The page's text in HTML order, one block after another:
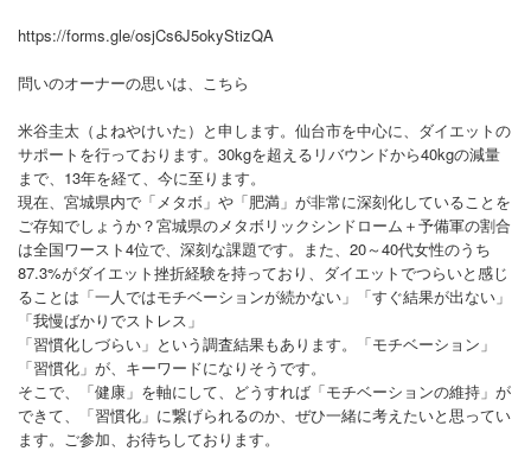
https://forms.gle/osjCs6J5okyStizQA
問いのオーナーの思いは、こちら
米谷圭太（よねやけいた）と申します。仙台市を中心に、ダイエットの
サポートを行っております。30kgを超えるリバウンドから40kgの減量
まで、13年を経て、今に至ります。
現在、宮城県内で「メタボ」や「肥満」が非常に深刻化していることを
ご存知でしょうか？宮城県のメタボリックシンドローム＋予備軍の割合
は全国ワースト4位で、深刻な課題です。また、20～40代女性のうち
87.3%がダイエット挫折経験を持っており、ダイエットでつらいと感じ
ることは「一人ではモチベーションが続かない」「すぐ結果が出ない」
「我慢ばかりでストレス」
「習慣化しづらい」という調査結果もあります。「モチベーション」
「習慣化」が、キーワードになりそうです。
そこで、「健康」を軸にして、どうすれば「モチベーションの維持」が
できて、「習慣化」に繋げられるのか、ぜひ一緒に考えたいと思ってい
ます。ご参加、お待ちしております。